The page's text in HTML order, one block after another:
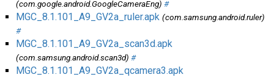
(com.google.android.GoogleCameraEng) #
MGC_8.1.101_A9_GV2a_ruler.apk (com.samsung.android.ruler)
#
MGC_8.1.101_A9_GV2a_scan3d.apk
(com.samsung.android.scan3d) #
MGC_8.1.101_A9_GV2a_qcamera3.apk